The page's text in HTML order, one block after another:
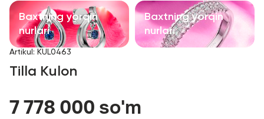
Aksessuarlar
Baxtning yorqin
nurlari
Baxtning yorqin
nurlari
Artikul : KUL0463
Tilla Kulon
7 778 000 so'm